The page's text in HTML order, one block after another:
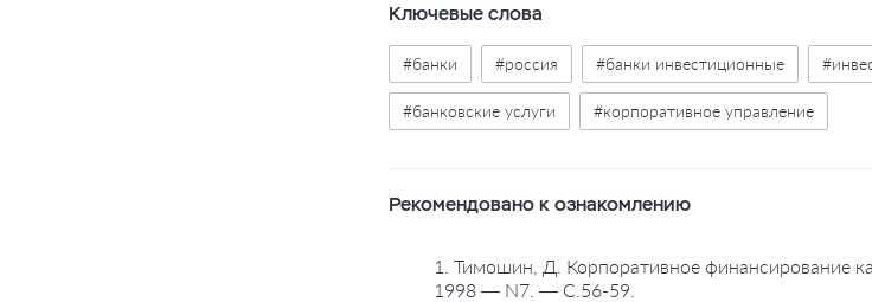
Ключевые слова
#банки #россия #банки инвестиционные
#банковские услуги #корпоративное управление
Рекомендовано к ознакомлению
1. Тимошин, Д. Корпоративное финансирование
1998 — N7. — С.56-59.